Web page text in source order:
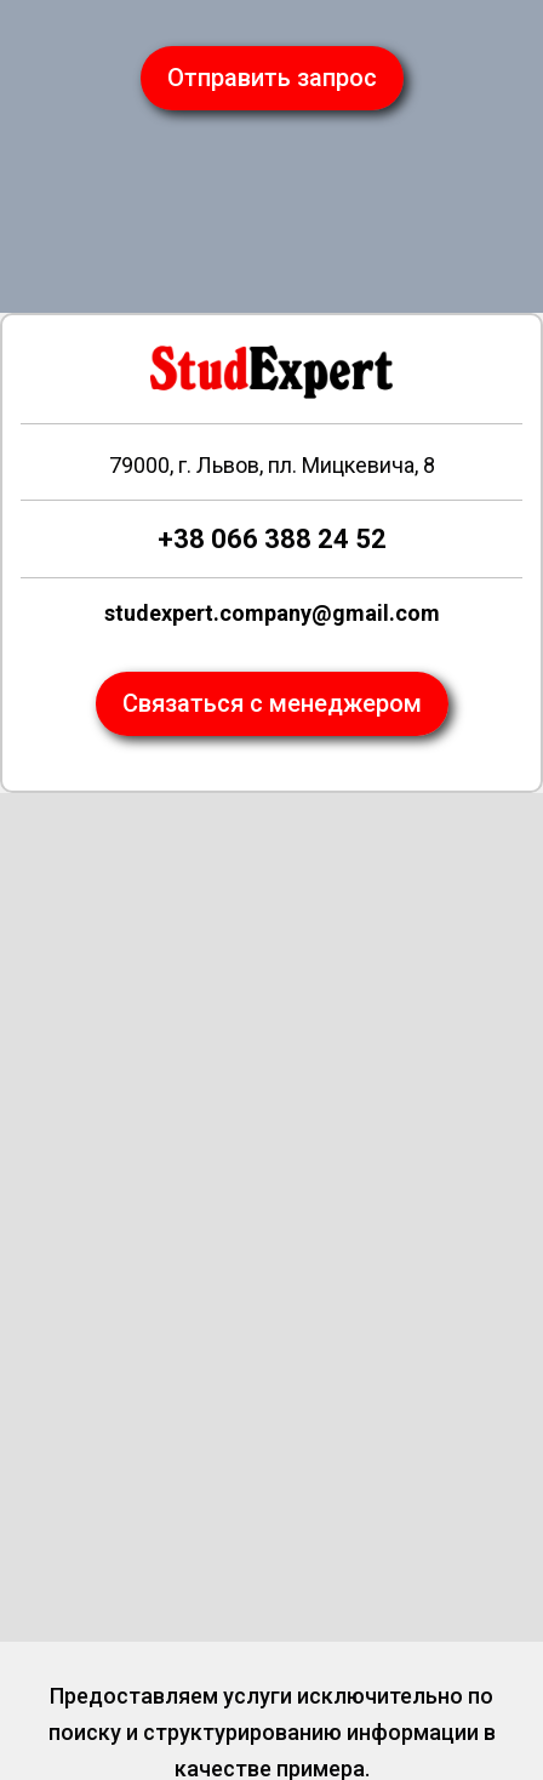
Отправить запрос
79000, г. Львов, пл. Мицкевича, 8
+38 066 388 24 52
studexpert.company@gmail.com
Связаться с менеджером
Предоставляем услуги исключительно по
поиску и структурированию информации в
качестве примера.